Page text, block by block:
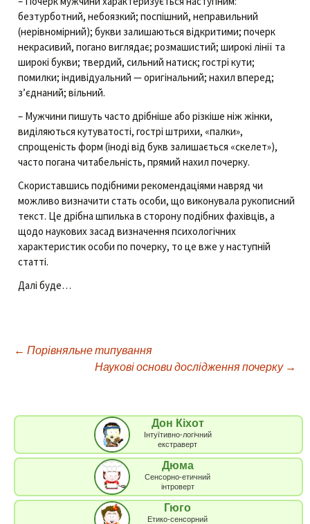
безтурботний, небоязкий; поспішний, неправильний
(нерівномірний); букви залишаються відкритими; почерк
некрасивий, погано виглядає; розмашистий; широкі лінії та
широкі букви; твердий, сильний натиск; гострі кути;
помилки; індивідуальний — оригінальний; нахил вперед;
з’єднаний; вільний.
– Мужчини пишуть часто дрібніше або різкіше ніж жінки,
виділяються кутуватості, гострі штрихи, «палки»,
спрощеність форм (іноді від букв залишається «скелет»),
часто погана читабельність, прямий нахил почерку.
Скориставшись подібними рекомендаціями навряд чи
можливо визначити стать особи, що виконувала рукописний
текст. Це дрібна шпилька в сторону подібних фахівців, а
щодо наукових засад визначення психологічних
характеристик особи по почерку, то це вже у наступній
статті.
Далі буде…
Навігація
← Порівняльне типування
Наукові основи дослідження почерку →
Дон Кіхот
Інтуїтивно-логічний
екстраверт
Дюма
Сенсорно-етичний
інтроверт
Гюго
Етико-сенсорний